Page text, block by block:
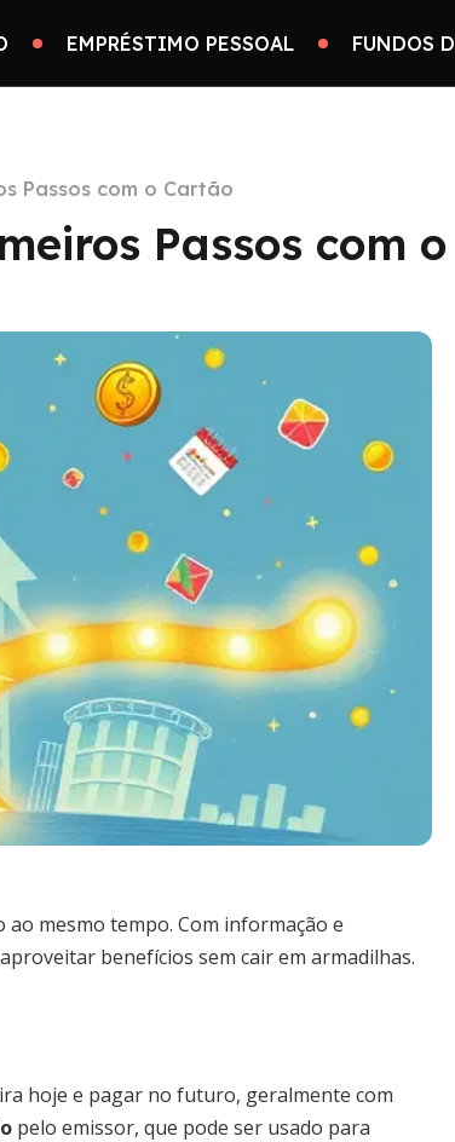
EMPRÉSTIMO PESSOAL FUNDOS
Passos com o Cartão
Passos com
mesmo tempo. Com informação e
benefícios sem cair em armadilhas.
hoje e pagar no futuro, geralmente com
pelo emissor, que pode ser usado para